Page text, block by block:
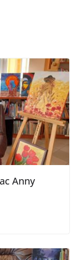
Anny